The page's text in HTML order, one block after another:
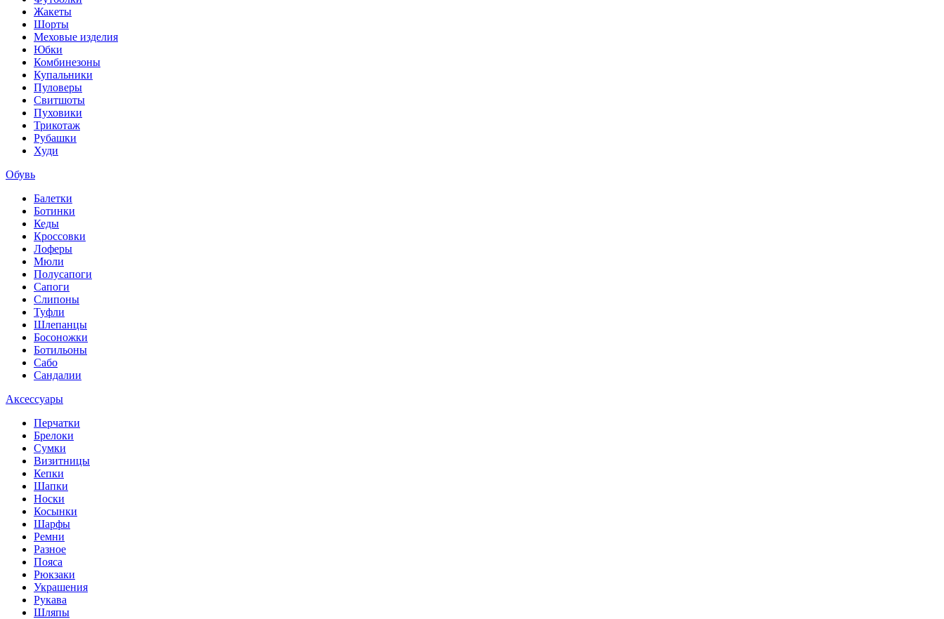
Жакеты
Шорты
Меховые изделия
Юбки
Комбинезоны
Купальники
Пуловеры
Свитшоты
Пуховики
Трикотаж
Рубашки
Худи
Обувь
Балетки
Ботинки
Кеды
Кроссовки
Лоферы
Мюли
Полусапоги
Сапоги
Слипоны
Туфли
Шлепанцы
Босоножки
Ботильоны
Сабо
Сандалии
Аксессуары
Перчатки
Брелоки
Сумки
Визитницы
Кепки
Шапки
Носки
Косынки
Шарфы
Ремни
Разное
Пояса
Рюкзаки
Украшения
Рукава
Шляпы